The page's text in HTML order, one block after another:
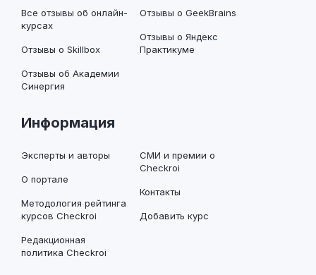
Все отзывы об онлайн-
курсах
Отзывы о Skillbox
Отзывы об Академии
Синергия
Отзывы о GeekBrains
Отзывы о Яндекс
Практикуме
Информация
Эксперты и авторы
О портале
Методология рейтинга
курсов Checkroi
Редакционная
политика Checkroi
СМИ и премии о
Checkroi
Контакты
Добавить курс